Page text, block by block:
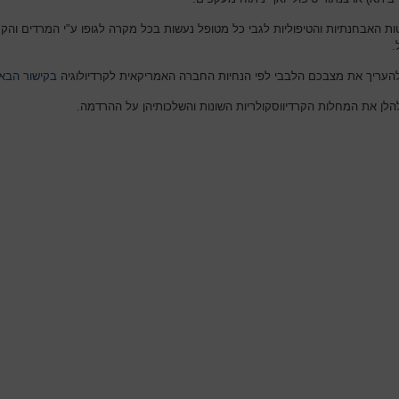
האבחנתיות והטיפוליות לגבי כל מטופל נעשות בכל מקרה לגופו ע"י המרדים
את מצבכם הלבבי לפי הנחיות החברה האמריקאית לקרדיולוגיה בקישור
את המחלות הקרדיווסקולריות השונות והשלכותיהן על ההרדמה.